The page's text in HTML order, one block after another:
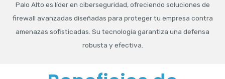
Palo Alto es líder en ciberseguridad, ofreciendo soluciones de
firewall avanzadas diseñadas para proteger tu empresa contra
amenazas sofisticadas. Su tecnología garantiza una defensa
robusta y efectiva.